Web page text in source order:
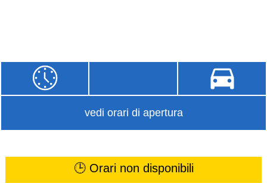
vedi orari di apertura
🕒 Orari non disponibili